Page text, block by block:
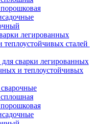
легированных
сталей
сварки легированных
и теплоустойчивых